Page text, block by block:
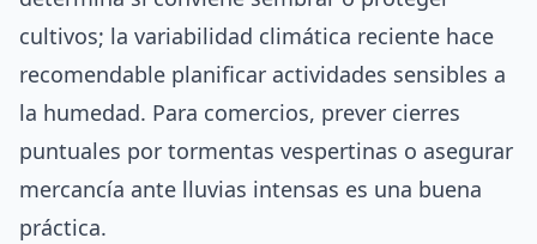
cultivos; la variabilidad climática reciente hace
recomendable planificar actividades sensibles a
la humedad. Para comercios, prever cierres
puntuales por tormentas vespertinas o asegurar
mercancía ante lluvias intensas es una buena
práctica.